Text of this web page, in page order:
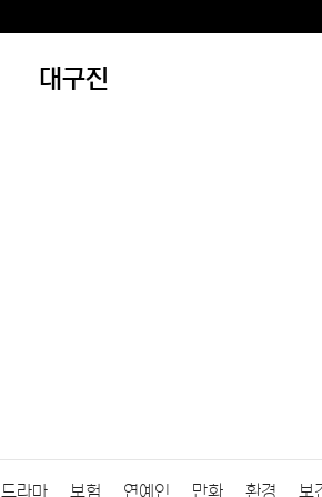
대구진
드라마 보험 연예인 만화 환경 보